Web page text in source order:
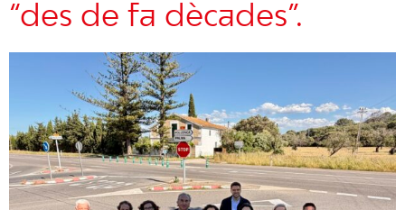
“des de fa dècades”.